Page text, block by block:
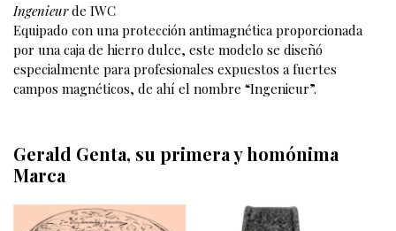
Ingenieurde IWC
Equipado con una protección antimagnética proporcionada
por una caja de hierro dulce, este modelo se diseñó
especialmente para profesionales expuestos a fuertes
campos magnéticos, de ahí el nombre “Ingenieur”.
Gerald Genta, su primera y homónima
Marca